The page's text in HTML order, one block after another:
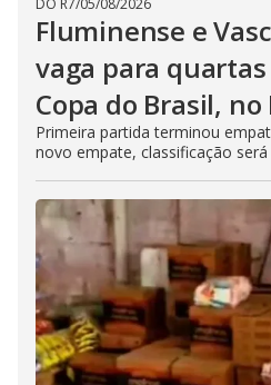
DO R7/05/08/2026
Fluminense e
vaga para
Copa do Brasil,
Primeira partida terminou
novo empate, classificação